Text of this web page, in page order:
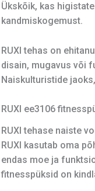
Ükskõik, kas
kandmiskogemust.
RUXI tehas on
disain, mugavus või
Naiskulturistide
RUXI ee3106
RUXI tehase naiste
RUXI kasutab oma
endas moe ja
fitnesspüksid on